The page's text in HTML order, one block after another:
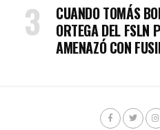
CUANDO TOMÁS
ORTEGA DEL FSLN
AMENAZÓ CON